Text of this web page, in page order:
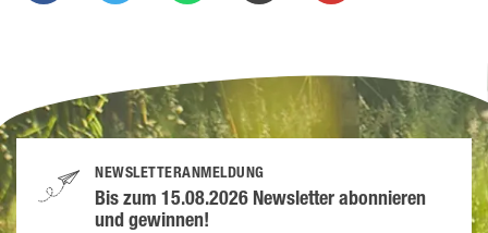
NEWSLETTERANMELDUNG
Bis zum 15.08.2026 Newsletter abonnieren
und gewinnen!